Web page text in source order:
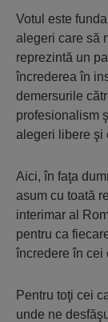
Votul este
alegeri care să
reprezintă un
încrederea în
demersurile
profesionalism
alegeri libere şi
Aici, în faţa
asum cu toată
interimar al
pentru ca
încredere în cei
Pentru toţi cei
unde ne